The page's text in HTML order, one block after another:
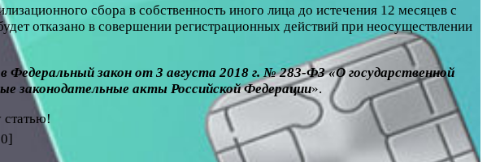
сбора в собственность иного лица до истечения 12 месяцев с
отказано в совершении регистрационных действий при неосуществлении
закон от 3 августа 2018 г. № 283-ФЗ «О государственной
законодательные акты Российской Федерации».
статью!
0]